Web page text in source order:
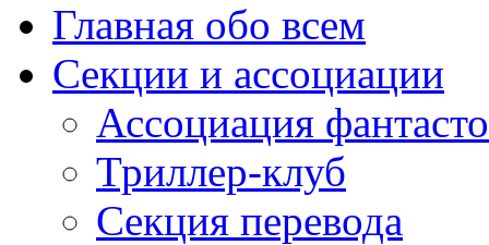
Главная обо всем
Секции и ассоциации
Ассоциация
Триллер-клуб
Секция перевода